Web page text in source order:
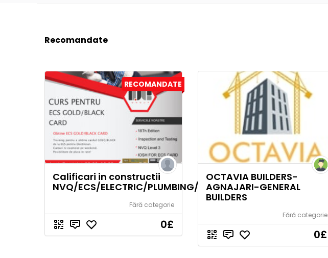
Recomandate
RECOMANDATE
Calificari in constructii
NVQ/ECS/ELECTRIC/PLUMBING/CPCS
Fără categorie
0£
OCTAVIA BUILDERS-
AGNAJARI-GENERAL
BUILDERS
Fără categorie
0£